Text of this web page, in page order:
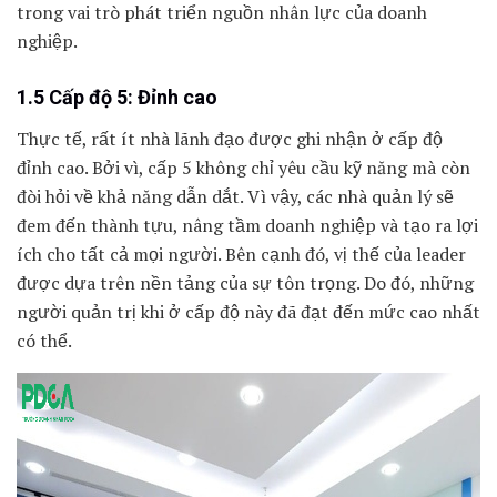
trong vai trò phát triển nguồn nhân lực của doanh
nghiệp.
1.5 Cấp độ 5: Đỉnh cao
Thực tế, rất ít nhà lãnh đạo được ghi nhận ở cấp độ
đỉnh cao. Bởi vì, cấp 5 không chỉ yêu cầu kỹ năng mà còn
đòi hỏi về khả năng dẫn dắt. Vì vậy, các nhà quản lý sẽ
đem đến thành tựu, nâng tầm doanh nghiệp và tạo ra lợi
ích cho tất cả mọi người. Bên cạnh đó, vị thế của leader
được dựa trên nền tảng của sự tôn trọng. Do đó, những
người quản trị khi ở cấp độ này đã đạt đến mức cao nhất
có thể.